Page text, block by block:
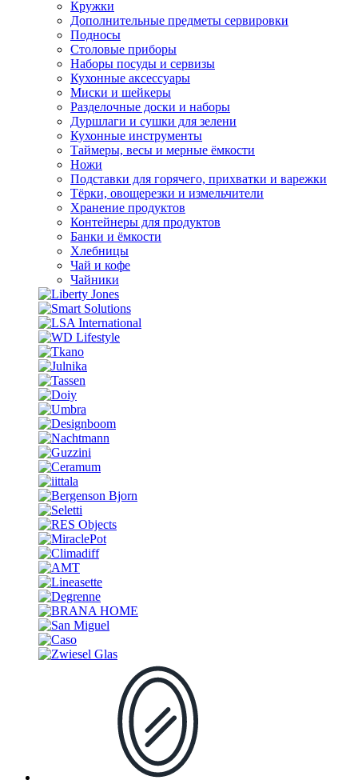
Кружки
Дополнительные предметы сервировки
Подносы
Столовые приборы
Наборы посуды и сервизы
Кухонные аксессуары
Миски и шейкеры
Разделочные доски и наборы
Дуршлаги и сушки для зелени
Кухонные инструменты
Таймеры, весы и мерные ёмкости
Ножи
Подставки для горячего, прихватки и варежки
Тёрки, овощерезки и измельчители
Хранение продуктов
Контейнеры для продуктов
Банки и ёмкости
Хлебницы
Чай и кофе
Чайники